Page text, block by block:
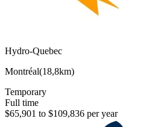
Hydro-Quebec
Montréal(18,8km)
Temporary
Full time
$65,901 to $109,836 per year